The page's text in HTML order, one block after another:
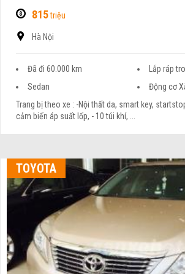
815triệu
Hà Nội
Đã đi 60.000 km
Lắp ráp
Sedan
Động cơ
Trang bị theo xe : -Nội thất da, smart key,
cảm biến áp suất lốp, - 10 túi khí, ...
TOYOTA